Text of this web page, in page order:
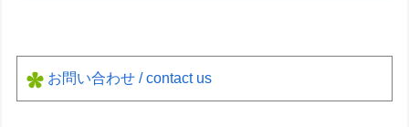
お問い合わせ / contact us